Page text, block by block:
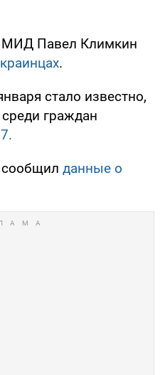
МИД Павел Климкин
.
стало известно,
граждан
данные о